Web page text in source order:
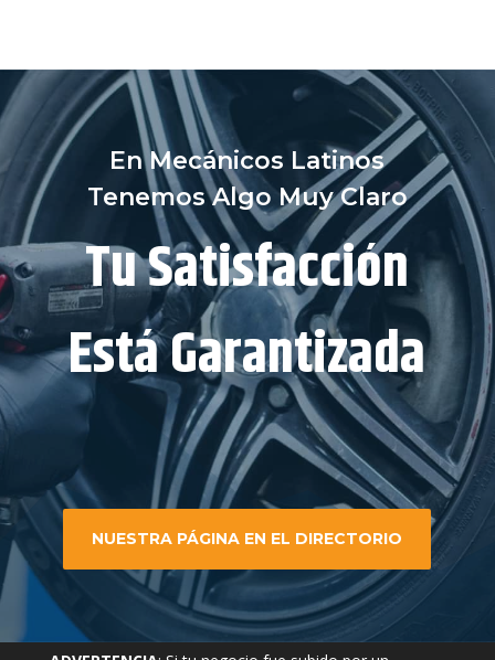
En Mecánicos Latinos
Tenemos Algo Muy Claro
Tu Satisfacción
Está Garantizada
NUESTRA PÁGINA EN EL DIRECTORIO